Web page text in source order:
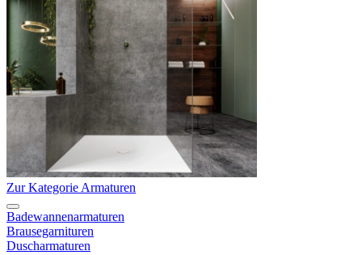
Zur Kategorie Armaturen
Badewannenarmaturen
Brausegarnituren
Duscharmaturen